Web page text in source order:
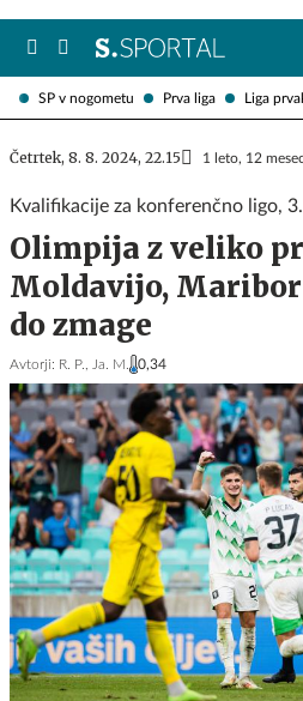
SP v nogometu Prva liga Liga
Četrtek, 8. 8. 2024, 22.15 1 leto, 12
Kvalifikacije za konferenčno ligo,
Olimpija z veliko
Moldavijo,
do zmage
Avtorji: R. P., Ja. M. 0,34